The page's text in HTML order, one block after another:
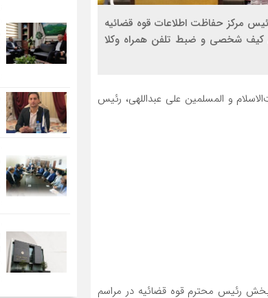
مرکز حفاظت اطلاعات قوه قضائیه
کیف شخصی و ضبط تلفن همراه وکلا
و المسلمین علی عبداللهی، رئیس
رئیس محترم قوه قضائیه در مراسم